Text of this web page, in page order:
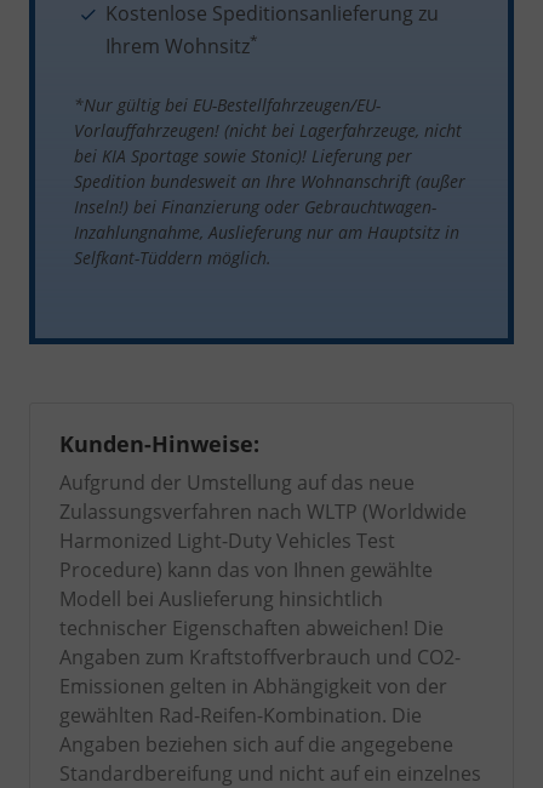
Kostenlose Speditionsanlieferung zu
Ihrem Wohnsitz*
*Nur gültig bei EU-Bestellfahrzeugen/EU-
Vorlauffahrzeugen! (nicht bei Lagerfahrzeuge, nicht
bei KIA Sportage sowie Stonic)! Lieferung per
Spedition bundesweit an Ihre Wohnanschrift (außer
Inseln!) bei Finanzierung oder Gebrauchtwagen-
Inzahlungnahme, Auslieferung nur am Hauptsitz in
Selfkant-Tüddern möglich.
Kunden-Hinweise:
Aufgrund der Umstellung auf das neue
Zulassungsverfahren nach WLTP (Worldwide
Harmonized Light-Duty Vehicles Test
Procedure) kann das von Ihnen gewählte
Modell bei Auslieferung hinsichtlich
technischer Eigenschaften abweichen! Die
Angaben zum Kraftstoffverbrauch und CO2-
Emissionen gelten in Abhängigkeit von der
gewählten Rad-Reifen-Kombination. Die
Angaben beziehen sich auf die angegebene
Standardbereifung und nicht auf ein einzelnes